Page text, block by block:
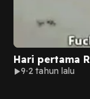
Hari pertama
9 2 tahun lalu